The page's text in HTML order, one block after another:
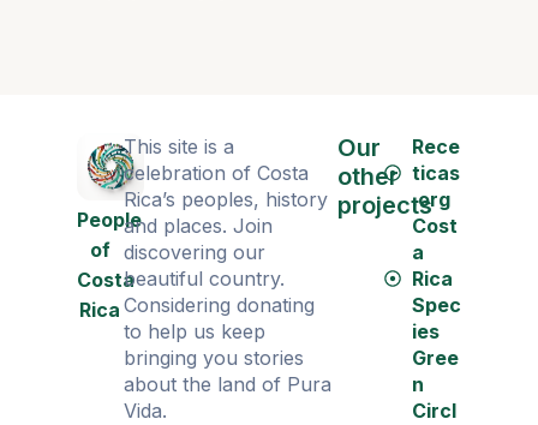
People
of
Costa
Rica
This site is a
celebration of Costa
Rica’s peoples, history
and places. Join
discovering our
beautiful country.
Considering donating
to help us keep
bringing you stories
about the land of Pura
Vida.
Our
other
projects
Rece
ticas
.org
Cost
a
Rica
Spec
ies
Gree
n
Circl